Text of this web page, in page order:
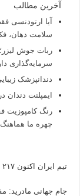
آخرین مطالب
آیا ارتودنسی
سلامت دهان،
ربات جوش
سرمایه‌گذاری
دندانپزشک
ایمپلنت دندان
رنگ کامپوزیت
چهره ما
تیم ایران اکنون ۲۱۷ امتیاز دارد و جزییات این امتیاز به شرح زیر است:
جام جهانی مادرید: مقام